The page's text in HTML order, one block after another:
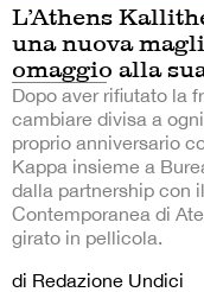
L’Athens
una nuova
omaggio alla
Dopo aver rifiutato la
cambiare divisa a
proprio anniversario
Kappa insieme a
dalla partnership con
Contemporanea di
girato in pellicola.
di Redazione Undici